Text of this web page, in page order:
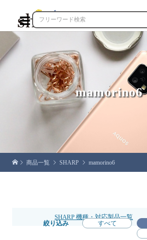

mamorino6
商品一覧 SHARP mamorino6
SHARP 機種・対応製品一覧
絞り込み
すべて